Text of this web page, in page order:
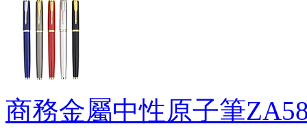
商務金屬中性原子筆